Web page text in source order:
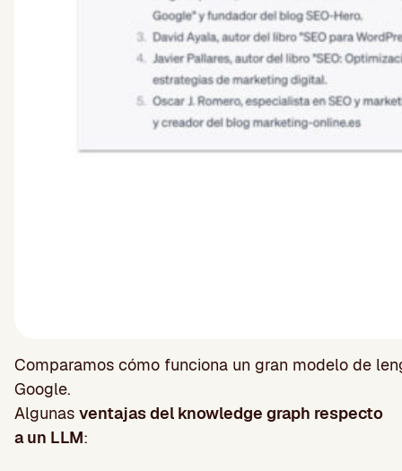
Comparamos cómo funciona un gran modelo de
Google.
Algunas ventajas del knowledge graph respecto
a un LLM: